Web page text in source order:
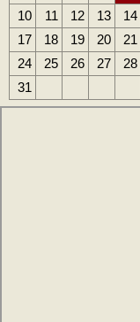
10
11 12 13 14
17
18 19 20 21
24
25 26 27 28
31